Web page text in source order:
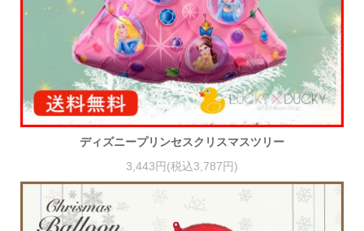
ディズニープリンセスクリスマスツリー
3,443円(税込3,787円)